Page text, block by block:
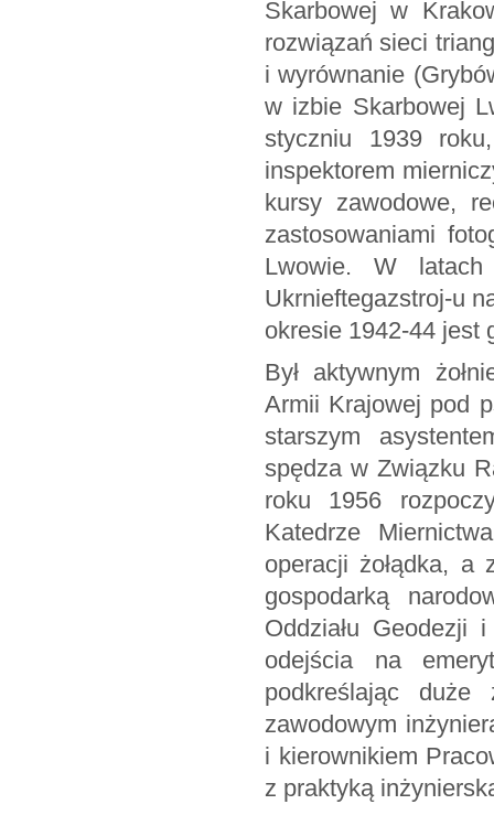
Skarbowej w
rozwiązań sieci
i wyrównanie
w izbie Skarbowej
styczniu 1939
inspektorem
kursy zawodowe,
zastosowaniami
Lwowie. W
Ukrnieftegazstroj-u
okresie 1942-44 jest
Był aktywnym
Armii Krajowej pod
starszym
spędza w Związku
roku 1956
Katedrze
operacji żołądka, a
gospodarką
Oddziału Geodezji
odejścia na
podkreślając duże
zawodowym
i kierownikiem
z praktyką